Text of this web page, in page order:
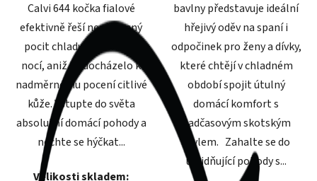
Calvi 644 kočka fialové
efektivně řeší nepříjemný
pocit chladu za zimních
nocí, aniž by docházelo k
nadměrnému pocení citlivé
kůže. Vstupte do světa
absolutní domácí pohody a
nechte se hýčkat...
Velikosti skladem:
bavlny představuje ideální
hřejivý oděv na spaní i
odpočinek pro ženy a dívky,
které chtějí v chladném
období spojit útulný
domácí komfort s
nadčasovým skotským
stylem. Zahalte se do
uklidňující pohody s...